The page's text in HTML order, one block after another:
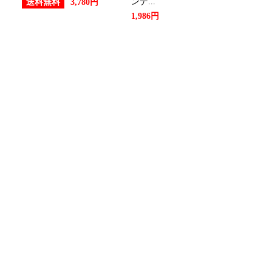
送料無料 3,780円
1,986円